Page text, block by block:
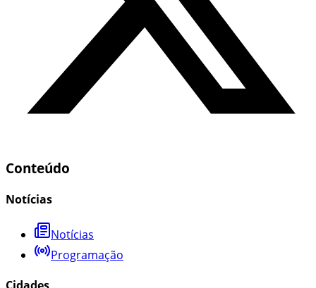
Conteúdo
Notícias
Notícias
Programação